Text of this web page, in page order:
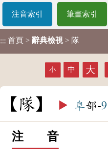
注音索引 筆畫索引
::: 首頁 > 辭典檢視 > 隊
小 中 大
隊 ▶️ 阜部-9
注 音